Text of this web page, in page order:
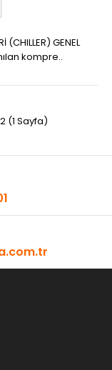
(CHILLER) GENEL
kompre..
(1 Sayfa)